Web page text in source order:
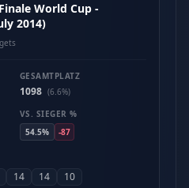
World Cup -
2014)
GESAMTPLATZ
1098 (6.6%)
VS. SIEGER %
54.5%
-87
14 14 10